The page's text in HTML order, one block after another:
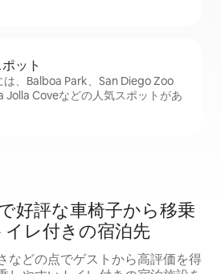
ッ⁠ト
、Balboa Park、San Diego Zoo
Jolla Coveなどの人気スポットがあ
好評な車椅子から移乗
レ付きの宿泊先
などの点でゲストから高評価を得